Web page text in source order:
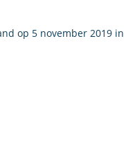
op 5 november 2019 in